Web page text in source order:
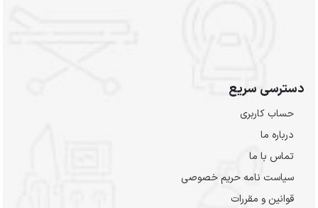
دسترسی سریع
حساب کاربری
درباره ما
تماس با ما
سیاست نامه حریم خصوصی
قوانین و مقررات